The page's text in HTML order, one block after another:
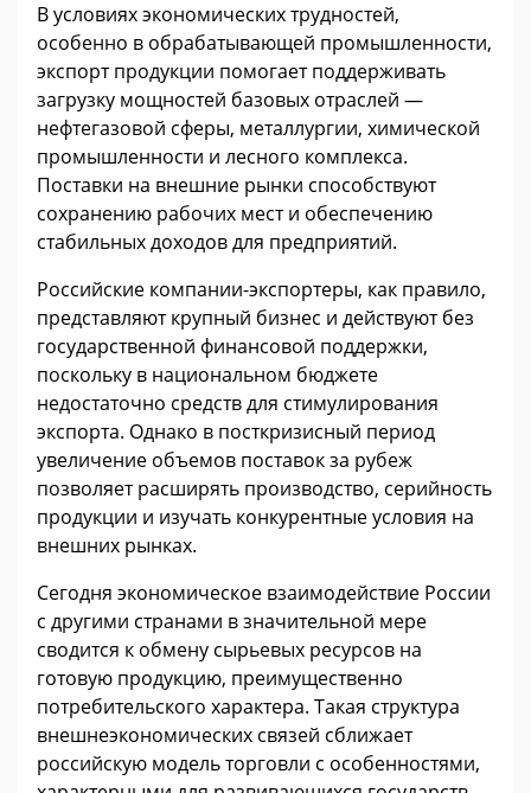
В условиях экономических трудностей,
особенно в обрабатывающей промышленности,
экспорт продукции помогает поддерживать
загрузку мощностей базовых отраслей —
нефтегазовой сферы, металлургии, химической
промышленности и лесного комплекса.
Поставки на внешние рынки способствуют
сохранению рабочих мест и обеспечению
стабильных доходов для предприятий.
Российские компании-экспортеры, как правило,
представляют крупный бизнес и действуют без
государственной финансовой поддержки,
поскольку в национальном бюджете
недостаточно средств для стимулирования
экспорта. Однако в посткризисный период
увеличение объемов поставок за рубеж
позволяет расширять производство, серийность
продукции и изучать конкурентные условия на
внешних рынках.
Сегодня экономическое взаимодействие России
с другими странами в значительной мере
сводится к обмену сырьевых ресурсов на
готовую продукцию, преимущественно
потребительского характера. Такая структура
внешнеэкономических связей сближает
российскую модель торговли с особенностями,